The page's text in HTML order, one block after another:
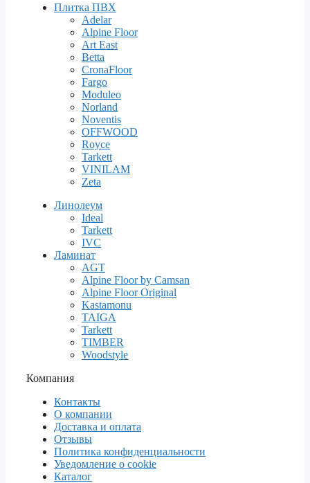
Плитка ПВХ
Adelar
Alpine Floor
Art East
Betta
CronaFloor
Fargo
Moduleo
Norland
Noventis
OFFWOOD
Royce
Tarkett
VINILAM
Zeta
Линолеум
Ideal
Tarkett
IVC
Ламинат
AGT
Alpine Floor by Camsan
Alpine Floor Original
Kastamonu
TAIGA
Tarkett
TIMBER
Woodstyle
Компания
Контакты
О компании
Доставка и оплата
Отзывы
Политика конфиденциальности
Уведомление о cookie
Каталог